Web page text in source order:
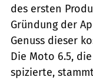
des ersten
Gründung der
Genuss dieser
Die Moto 6.5, die
spizierte,